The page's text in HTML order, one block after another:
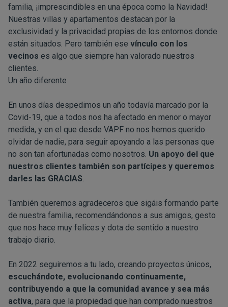
familia, ¡imprescindibles en una época como la Navidad!
Nuestras villas y apartamentos destacan por la
exclusividad y la privacidad propias de los entornos donde
están situados. Pero también ese vínculo con los
vecinos es algo que siempre han valorado nuestros
clientes.
Un año diferente
En unos días despedimos un año todavía marcado por la
Covid-19, que a todos nos ha afectado en menor o mayor
medida, y en el que desde VAPF no nos hemos querido
olvidar de nadie, para seguir apoyando a las personas que
no son tan afortunadas como nosotros. Un apoyo del que
nuestros clientes también son partícipes y queremos
darles las GRACIAS.
También queremos agradeceros que sigáis formando parte
de nuestra familia, recomendándonos a sus amigos, gesto
que nos hace muy felices y dota de sentido a nuestro
trabajo diario.
En 2022 seguiremos a tu lado, creando proyectos únicos,
escuchándote, evolucionando continuamente,
contribuyendo a que la comunidad avance y sea más
activa, para que la propiedad que han comprado nuestros